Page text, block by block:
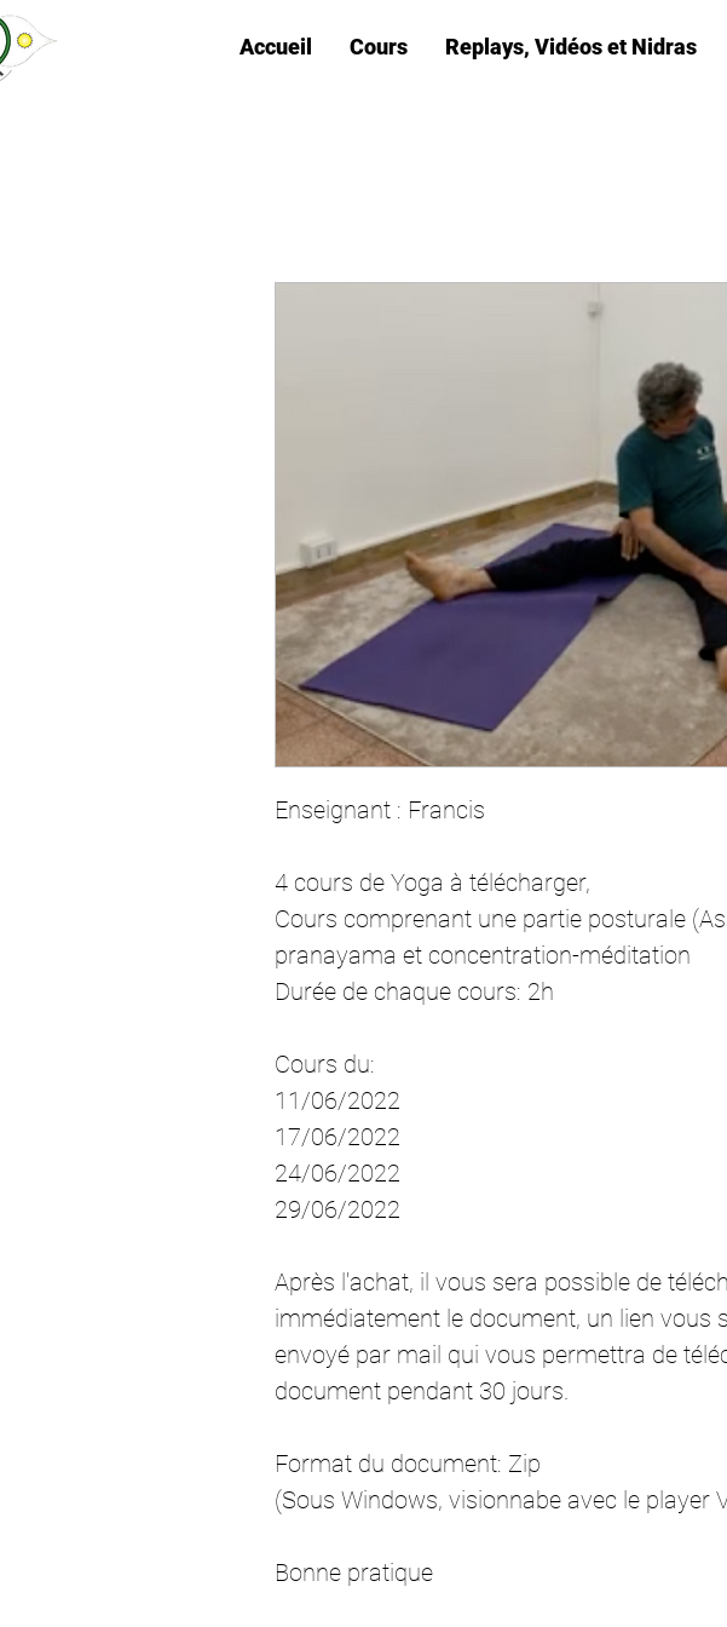
Accueil Cours Replays, Vidéos et Nidras
Enseignant : Francis
4 cours de Yoga à télécharger,
Cours comprenant une partie posturale
pranayama et concentration-méditation
Durée de chaque cours: 2h
Cours du:
11/06/2022
17/06/2022
24/06/2022
29/06/2022
Après l'achat, il vous sera possible de
immédiatement le document, un lien vous
envoyé par mail qui vous permettra de
document pendant 30 jours.
Format du document: Zip
(Sous Windows, visionnabe avec le player
Bonne pratique